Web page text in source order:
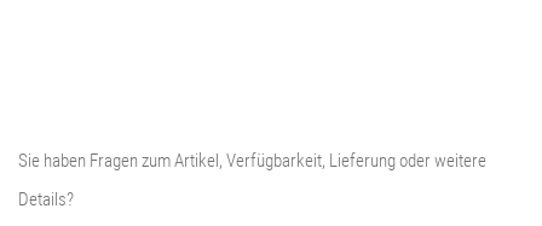
Sie haben Fragen zum Artikel, Verfügbarkeit, Lieferung oder weitere
Details?